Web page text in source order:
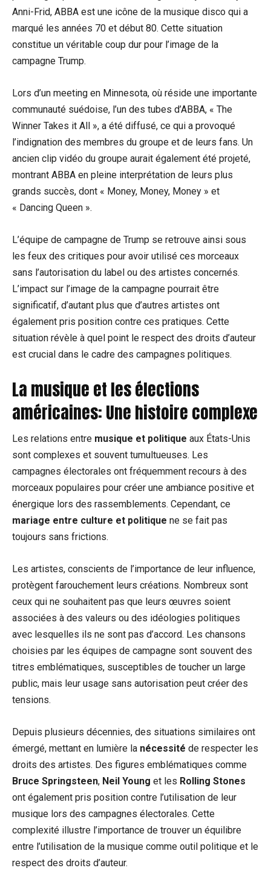
Anni-Frid, ABBA est une icône de la musique disco qui a
marqué les années 70 et début 80. Cette situation
constitue un véritable coup dur pour l’image de la
campagne Trump.
Lors d’un meeting en Minnesota, où réside une importante
communauté suédoise, l’un des tubes d’ABBA, « The
Winner Takes it All », a été diffusé, ce qui a provoqué
l’indignation des membres du groupe et de leurs fans. Un
ancien clip vidéo du groupe aurait également été projeté,
montrant ABBA en pleine interprétation de leurs plus
grands succès, dont « Money, Money, Money » et
« Dancing Queen ».
L’équipe de campagne de Trump se retrouve ainsi sous
les feux des critiques pour avoir utilisé ces morceaux
sans l’autorisation du label ou des artistes concernés.
L’impact sur l’image de la campagne pourrait être
significatif, d’autant plus que d’autres artistes ont
également pris position contre ces pratiques. Cette
situation révèle à quel point le respect des droits d’auteur
est crucial dans le cadre des campagnes politiques.
La musique et les élections
américaines: Une histoire complexe
Les relations entre musique et politique aux États-Unis
sont complexes et souvent tumultueuses. Les
campagnes électorales ont fréquemment recours à des
morceaux populaires pour créer une ambiance positive et
énergique lors des rassemblements. Cependant, ce
mariage entre culture et politique ne se fait pas
toujours sans frictions.
Les artistes, conscients de l’importance de leur influence,
protègent farouchement leurs créations. Nombreux sont
ceux qui ne souhaitent pas que leurs œuvres soient
associées à des valeurs ou des idéologies politiques
avec lesquelles ils ne sont pas d’accord. Les chansons
choisies par les équipes de campagne sont souvent des
titres emblématiques, susceptibles de toucher un large
public, mais leur usage sans autorisation peut créer des
tensions.
Depuis plusieurs décennies, des situations similaires ont
émergé, mettant en lumière la nécessité de respecter les
droits des artistes. Des figures emblématiques comme
Bruce Springsteen, Neil Young et les Rolling Stones
ont également pris position contre l’utilisation de leur
musique lors des campagnes électorales. Cette
complexité illustre l’importance de trouver un équilibre
entre l’utilisation de la musique comme outil politique et le
respect des droits d’auteur.